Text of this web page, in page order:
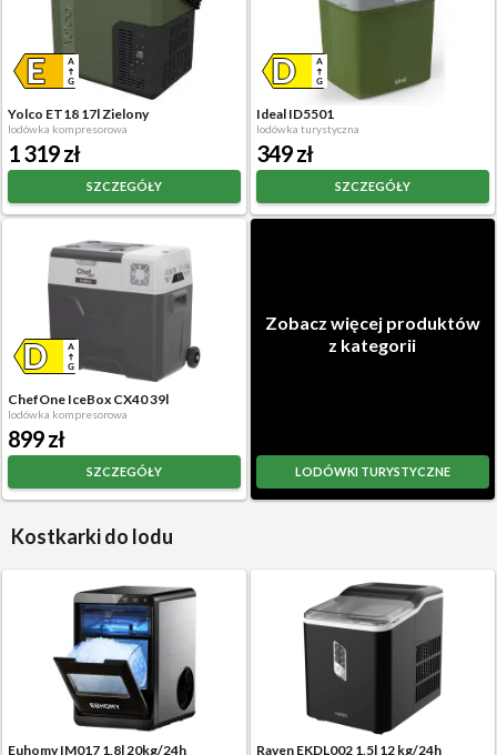
Yolco ET18 17l Zielony
lodówka kompresorowa
1 319 zł
SZCZEGÓŁY
Ideal ID5501
lodówka turystyczna
349 zł
SZCZEGÓŁY
ChefOne IceBox CX40 39l
lodówka kompresorowa
899 zł
SZCZEGÓŁY
Zobacz więcej produktów
z kategorii
LODÓWKI TURYSTYCZNE
Kostkarki do lodu
Euhomy IM017 1,8l 20kg/24h Raven EKDL002 1,5l 12 kg/24h